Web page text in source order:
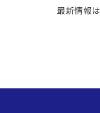
最新情報